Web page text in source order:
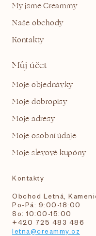
My jsme Creammy
Naše obchody
Kontakty
Můj účet
Moje objednávky
Moje dobropisy
Moje adresy
Moje osobní údaje
Moje slevové kupóny
Kontakty
Obchod Letná,
Po-Pá: 9:00-18:00
So: 10:00-15:00
+420 725 483 486
letna@creammy.cz